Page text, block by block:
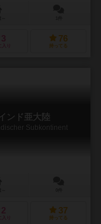
3
入り
76
持ってる
ンド亜大陸
Subkontinent
2
入り
37
持ってる